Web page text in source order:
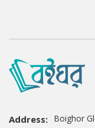
Address: Boighor